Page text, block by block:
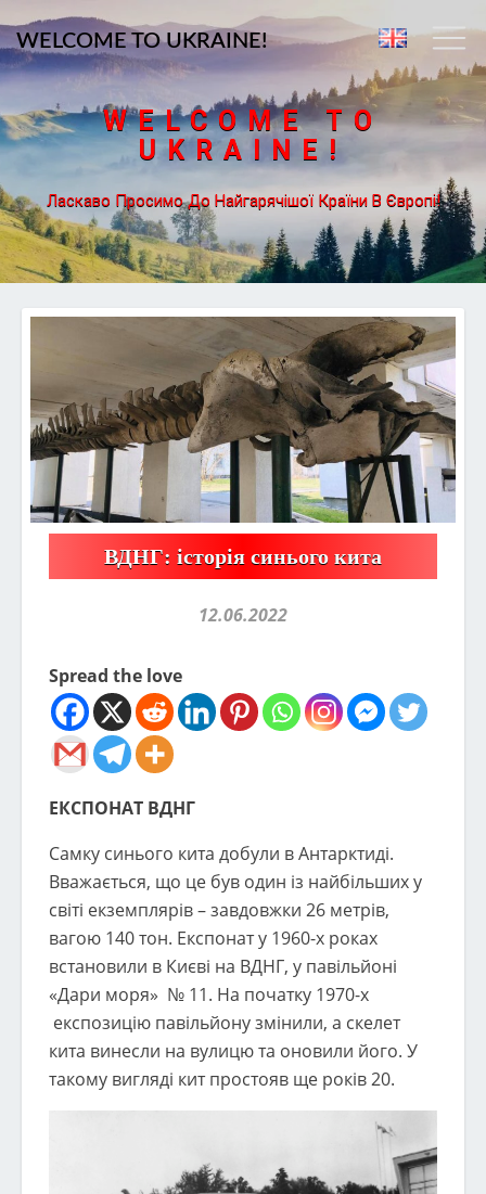
WELCOME TO UKRAINE!
WELCOME TO
UKRAINE!
Ласкаво Просимо До Найгарячішої Країни В Європі!
ВДНГ: історія синього кита
12.06.2022
Spread the love
ЕКСПОНАТ ВДНГ
Самку синього кита добули в Антарктиді.
Вважається, що це був один із найбільших у
світі екземплярів – завдовжки 26 метрів,
вагою 140 тон. Експонат у 1960-х роках
встановили в Києві на ВДНГ, у павільйоні
«Дари моря» № 11. На початку 1970-х
експозицію павільйону змінили, а скелет
кита винесли на вулицю та оновили його. У
такому вигляді кит простояв ще років 20.